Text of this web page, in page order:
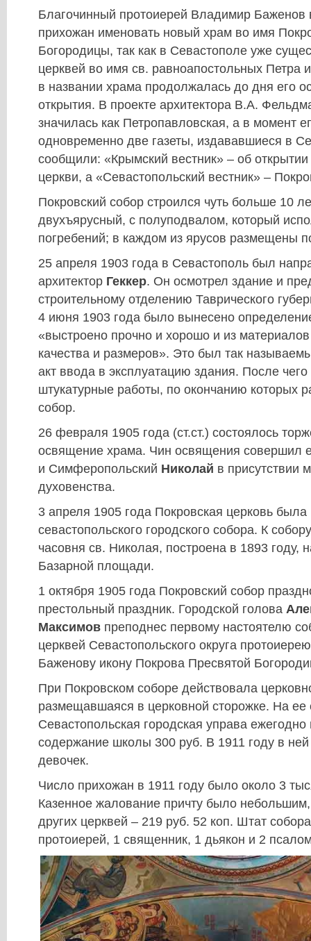
Благочинный протоиерей Владимир Баженов
прихожан именовать новый храм во имя
Богородицы, так как в Севастополе уже
церквей во имя св. равноапостольных Петра
в названии храма продолжалась до дня его
открытия. В проекте архитектора В.А.
значилась как Петропавловская, а в момент
одновременно две газеты, издававшиеся в
сообщили: «Крымский вестник» – об
церкви, а «Севастопольский вестник» –
Покровский собор строился чуть больше 10
двухъярусный, с полуподвалом, который
погребений; в каждом из ярусов размещены
25 апреля 1903 года в Севастополь был
архитектор Геккер. Он осмотрел здание и
строительному отделению Таврического
4 июня 1903 года было вынесено
«выстроено прочно и хорошо и из
качества и размеров». Это был так
акт ввода в эксплуатацию здания. После
штукатурные работы, по окончанию которых
собор.
26 февраля 1905 года (ст.ст.) состоялось
освящение храма. Чин освящения совершил
и Симферопольский Николай в присутствии
духовенства.
3 апреля 1905 года Покровская церковь была
севастопольского городского собора. К
часовня св. Николая, построена в 1893 году,
Базарной площади.
1 октября 1905 года Покровский собор
престольный праздник. Городской голова
Максимов преподнес первому настоятелю
церквей Севастопольского округа
Баженову икону Покрова Пресвятой
При Покровском соборе действовала
размещавшаяся в церковной сторожке. На ее
Севастопольская городская управа
содержание школы 300 руб. В 1911 году в ней
девочек.
Число прихожан в 1911 году было около 3
Казенное жалование причту было
других церквей – 219 руб. 52 коп. Штат
протоиерей, 1 священник, 1 дьякон и 2